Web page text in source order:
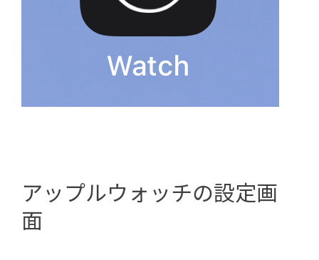
アップルウォッチの設定画
面